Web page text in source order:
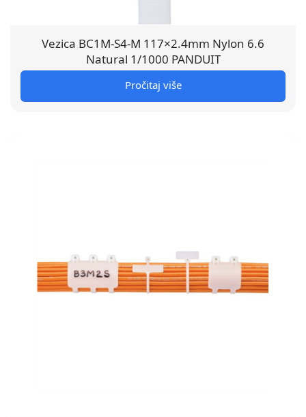
Vezica BC1M-S4-M 117×2.4mm Nylon 6.6
Natural 1/1000 PANDUIT
Pročitaj više